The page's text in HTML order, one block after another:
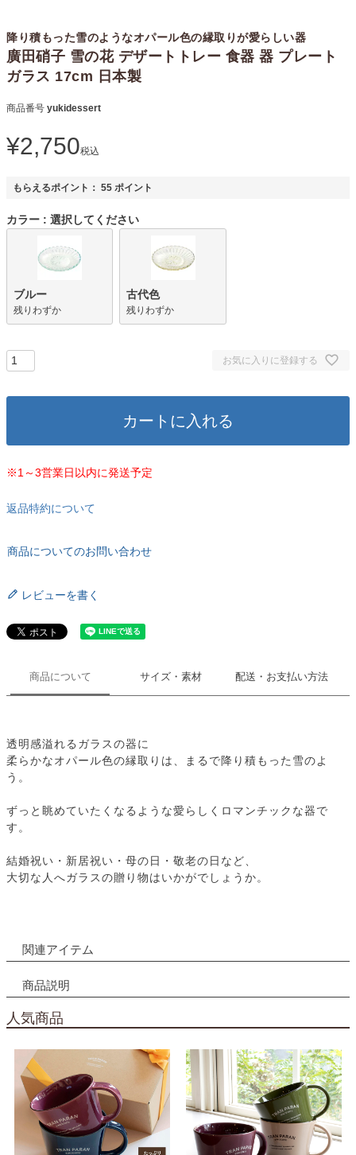
降り積もった雪のようなオパール色の縁取りが愛らしい器
廣田硝子 雪の花 デザートトレー 食器 器 プレート
ガラス 17cm 日本製
商品番号 yukidessert
¥2,750税込
もらえるポイント： 55 ポイント
カラー 選択してください
ブルー
残りわずか
古代色
残りわずか
お気に入りに登録する
カートに入れる
※1～3営業日以内に発送予定
返品特約について
商品についてのお問い合わせ
レビューを書く
商品について サイズ・素材 配送・お支払い方法
透明感溢れるガラスの器に
柔らかなオパール色の縁取りは、まるで降り積もった雪のよ
う。
ずっと眺めていたくなるような愛らしくロマンチックな器で
す。
結婚祝い・新居祝い・母の日・敬老の日など、
大切な人へガラスの贈り物はいかがでしょうか。
関連アイテム
商品説明
人気商品